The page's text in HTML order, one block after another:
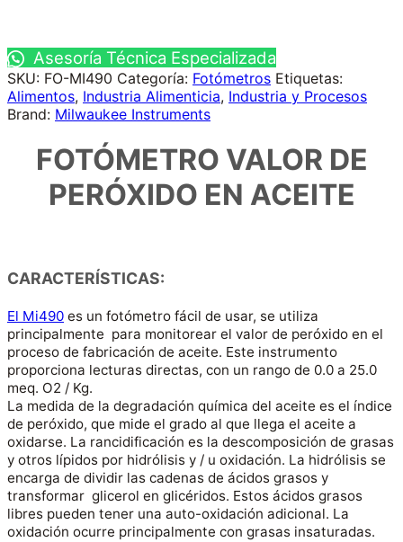
Asesoría Técnica Especializada
SKU: FO-MI490 Categoría: Fotómetros Etiquetas:
Alimentos, Industria Alimenticia, Industria y Procesos
Brand: Milwaukee Instruments
FOTÓMETRO VALOR DE
PERÓXIDO EN ACEITE
CARACTERÍSTICAS:
El Mi490 es un fotómetro fácil de usar, se utiliza
principalmente para monitorear el valor de peróxido en el
proceso de fabricación de aceite. Este instrumento
proporciona lecturas directas, con un rango de 0.0 a 25.0
meq. O2 / Kg.
La medida de la degradación química del aceite es el índice
de peróxido, que mide el grado al que llega el aceite a
oxidarse. La rancidificación es la descomposición de grasas
y otros lípidos por hidrólisis y / u oxidación. La hidrólisis se
encarga de dividir las cadenas de ácidos grasos y
transformar glicerol en glicéridos. Estos ácidos grasos
libres pueden tener una auto-oxidación adicional. La
oxidación ocurre principalmente con grasas insaturadas.